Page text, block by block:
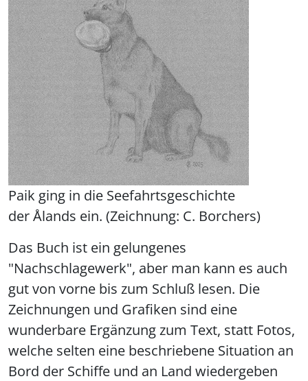
Paik ging in die Seefahrtsgeschichte
der Ålands ein. (Zeichnung: C. Borchers)
Das Buch ist ein gelungenes
"Nachschlagewerk", aber man kann es auch
gut von vorne bis zum Schluß lesen. Die
Zeichnungen und Grafiken sind eine
wunderbare Ergänzung zum Text, statt Fotos,
welche selten eine beschriebene Situation an
Bord der Schiffe und an Land wiedergeben